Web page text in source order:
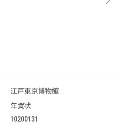
江戸東京博物館
年賀状
10200131